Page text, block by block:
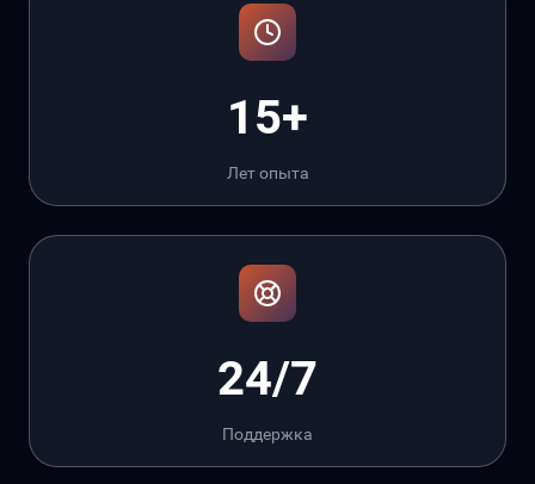
15+
Лет опыта
24/7
Поддержка